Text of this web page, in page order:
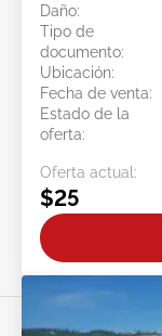
Daño:
Tipo de
documento:
Ubicación:
Fecha de venta:
Estado de la
oferta:
Oferta actual:
$25